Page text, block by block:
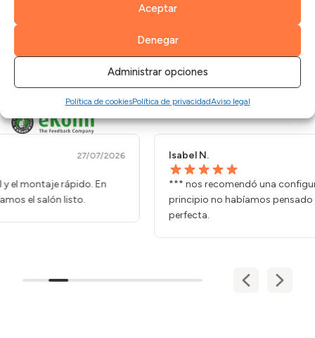
Aceptar
Denegar
Administrar opciones
Política de cookiesPolítica de privacidadAviso legal
Opiniones de nuestros clientes
Sofás Valencia
Basado en3128opiniones
Ver más opiniones
27/07/2026
*** nos recomendó una configuración que al
principio no habíamos pensado y ha quedado
La
de